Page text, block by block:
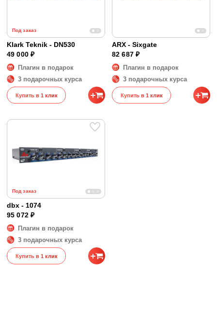
Под заказ
Klark Teknik - DN530
49 000 ₽
Плагин в подарок
3 подарочных курса
Купить в 1 клик
ARX - Sixgate
82 687 ₽
Плагин в подарок
3 подарочных курса
Купить в 1 клик
Под заказ
dbx - 1074
95 072 ₽
Плагин в подарок
3 подарочных курса
Купить в 1 клик